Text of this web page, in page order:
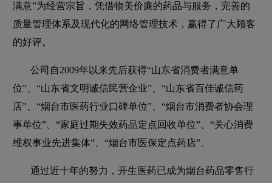
满意”为经营宗旨，凭借物美价廉的药品与服务，完善的
质量管理体系及现代化的网络管理技术，赢得了广大顾客
的好评。
公司自2009年以来先后获得“山东省消费者满意单
位”、“山东省文明诚信民营企业”、“山东省百佳诚信药
店”、“烟台市医药行业口碑单位”、“烟台市消费者协会理
事单位”、“家庭过期失效药品定点回收单位”、“关心消费
维权事业先进集体”、“烟台市医保定点药店”。
通过近十年的努力，开生医药已成为烟台药品零售行